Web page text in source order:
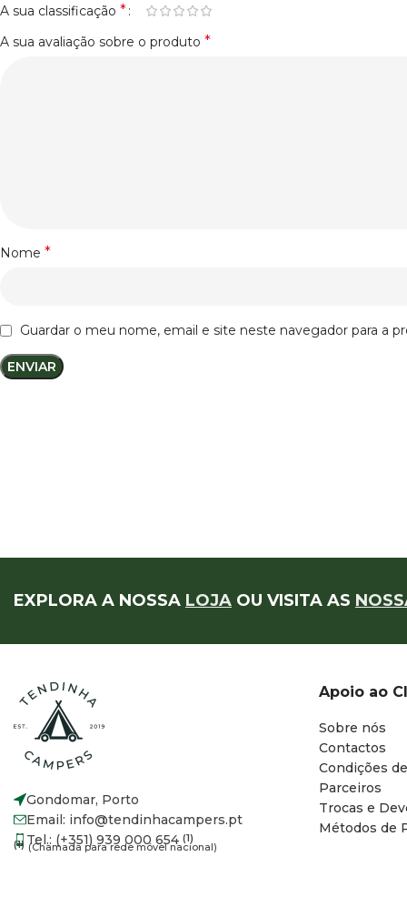
A sua classificação *
A sua avaliação sobre o produto *
Nome *
Guardar o meu nome, email e site neste navegador para a
EXPLORA A NOSSA LOJA OU VISITA AS
Gondomar, Porto
Email: info@tendinhacampers.pt
Tel.: (+351) 939 000 654 (1)
(1) (Chamada para rede móvel nacional)
Apoio ao
Sobre nós
Contactos
Condições
Parceiros
Trocas e
Métodos de